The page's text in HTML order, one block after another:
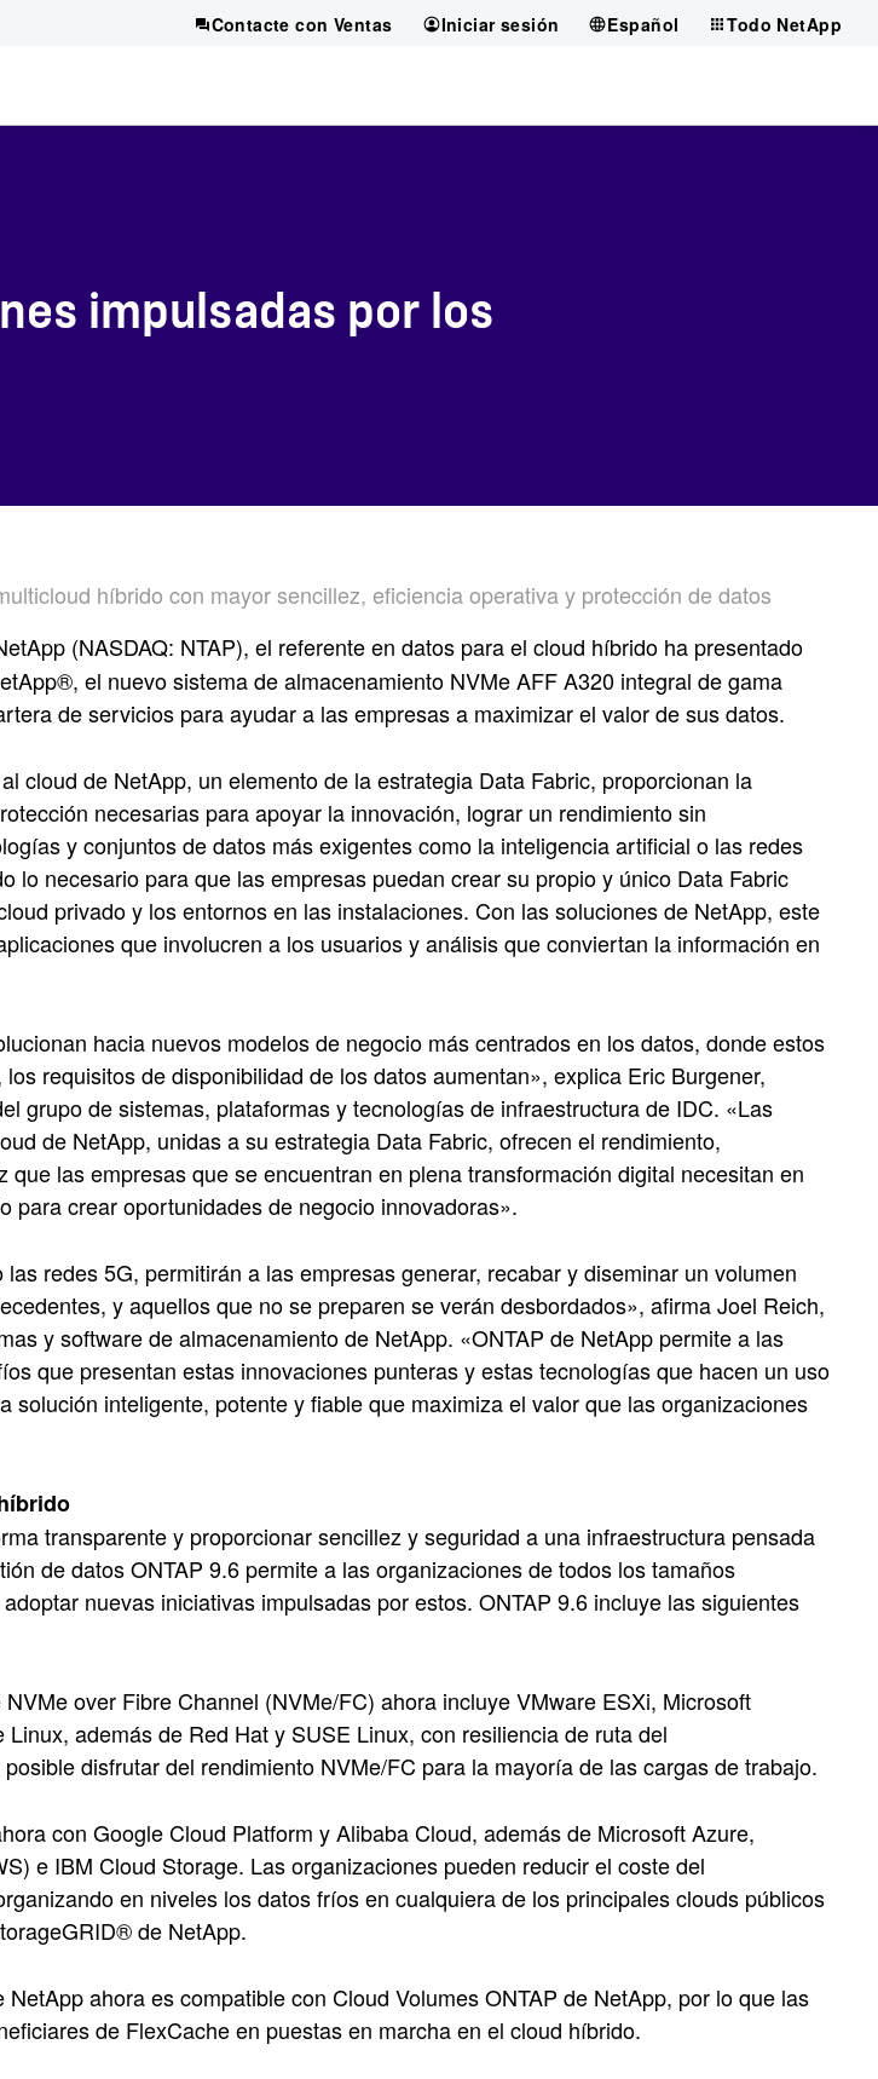
Contacte con Ventas Iniciar sesión Español Todo NetApp
impulsadas por los
híbrido con mayor sencillez, eficiencia operativa y protección de datos
(NASDAQ: NTAP), el referente en datos para el cloud híbrido ha presentado
el nuevo sistema de almacenamiento NVMe AFF A320 integral de gama
de servicios para ayudar a las empresas a maximizar el valor de sus datos.
cloud de NetApp, un elemento de la estrategia Data Fabric, proporcionan la
necesarias para apoyar la innovación, lograr un rendimiento sin
y conjuntos de datos más exigentes como la inteligencia artificial o las redes
lo necesario para que las empresas puedan crear su propio y único Data Fabric
privado y los entornos en las instalaciones. Con las soluciones de NetApp, este
que involucren a los usuarios y análisis que conviertan la información en
hacia nuevos modelos de negocio más centrados en los datos, donde estos
requisitos de disponibilidad de los datos aumentan», explica Eric Burgener,
grupo de sistemas, plataformas y tecnologías de infraestructura de IDC. «Las
de NetApp, unidas a su estrategia Data Fabric, ofrecen el rendimiento,
que las empresas que se encuentran en plena transformación digital necesitan en
para crear oportunidades de negocio innovadoras».
redes 5G, permitirán a las empresas generar, recabar y diseminar un volumen
y aquellos que no se preparen se verán desbordados», afirma Joel Reich,
y software de almacenamiento de NetApp. «ONTAP de NetApp permite a las
que presentan estas innovaciones punteras y estas tecnologías que hacen un uso
solución inteligente, potente y fiable que maximiza el valor que las organizaciones
transparente y proporcionar sencillez y seguridad a una infraestructura pensada
de datos ONTAP 9.6 permite a las organizaciones de todos los tamaños
nuevas iniciativas impulsadas por estos. ONTAP 9.6 incluye las siguientes
over Fibre Channel (NVMe/FC) ahora incluye VMware ESXi, Microsoft
además de Red Hat y SUSE Linux, con resiliencia de ruta del
disfrutar del rendimiento NVMe/FC para la mayoría de las cargas de trabajo.
con Google Cloud Platform y Alibaba Cloud, además de Microsoft Azure,
e IBM Cloud Storage. Las organizaciones pueden reducir el coste del
en niveles los datos fríos en cualquiera de los principales clouds públicos
de NetApp.
ahora es compatible con Cloud Volumes ONTAP de NetApp, por lo que las
de FlexCache en puestas en marcha en el cloud híbrido.